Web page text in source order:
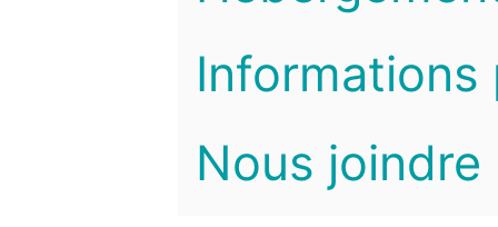
Informations
Nous joindre